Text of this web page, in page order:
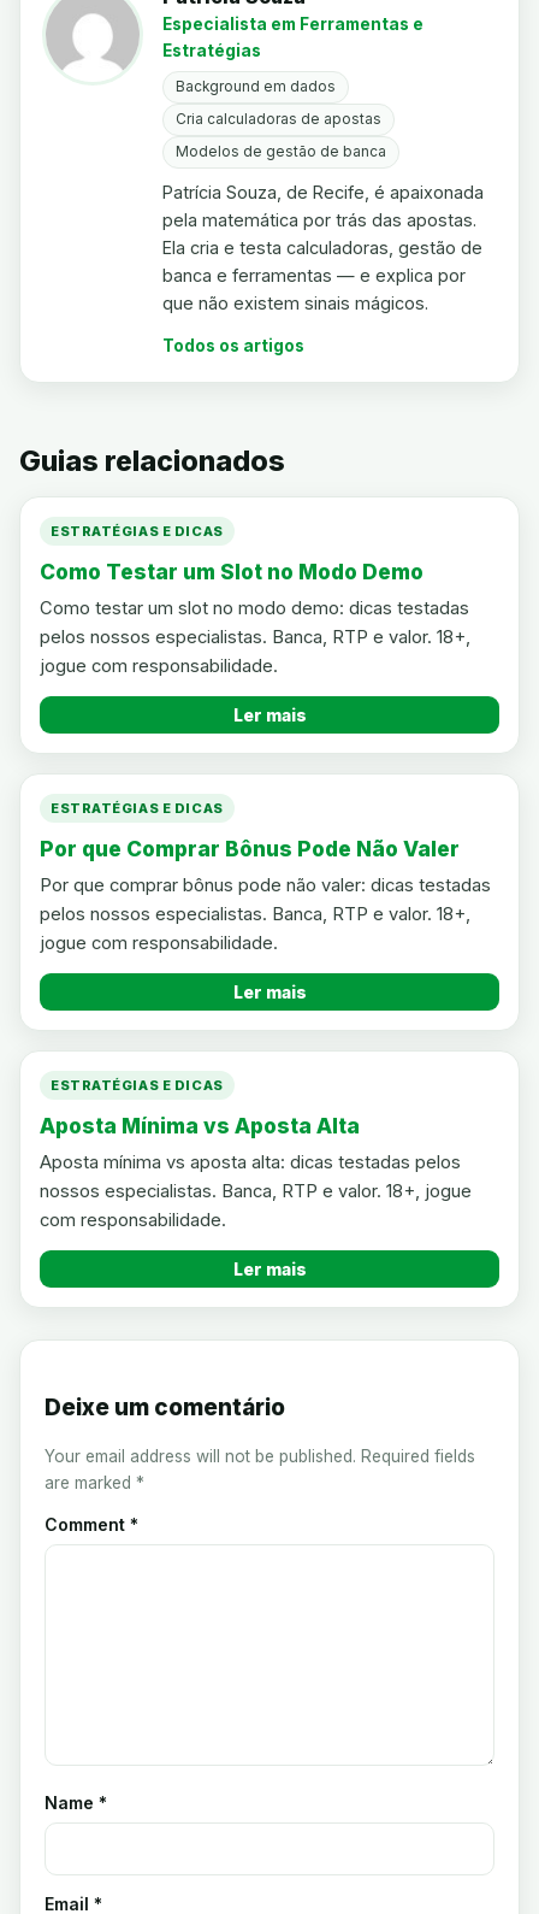
Especialista em Ferramentas e
Estratégias
Background em dados
Cria calculadoras de apostas
Modelos de gestão de banca
Patrícia Souza, de Recife, é apaixonada
pela matemática por trás das apostas.
Ela cria e testa calculadoras, gestão de
banca e ferramentas — e explica por
que não existem sinais mágicos.
Todos os artigos
Guias relacionados
ESTRATÉGIAS E DICAS
Como Testar um Slot no Modo Demo
Como testar um slot no modo demo: dicas testadas
pelos nossos especialistas. Banca, RTP e valor. 18+,
jogue com responsabilidade.
Ler mais
ESTRATÉGIAS E DICAS
Por que Comprar Bônus Pode Não Valer
Por que comprar bônus pode não valer: dicas testadas
pelos nossos especialistas. Banca, RTP e valor. 18+,
jogue com responsabilidade.
Ler mais
ESTRATÉGIAS E DICAS
Aposta Mínima vs Aposta Alta
Aposta mínima vs aposta alta: dicas testadas pelos
nossos especialistas. Banca, RTP e valor. 18+, jogue
com responsabilidade.
Ler mais
Deixe um comentário
Your email address will not be published. Required fields
are marked *
Comment *
Name *
Email *